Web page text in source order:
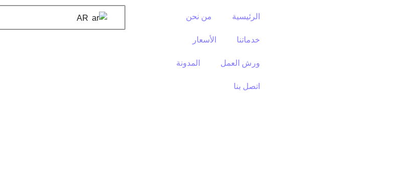
الرئيسية من نحن
خدماتنا الأسعار
ورش العمل المدونة
اتصل بنا